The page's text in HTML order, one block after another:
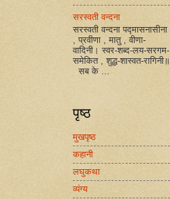
सरस्वती वन्दना
सरस्वती वन्दना पद्मासनासीना
, प्रवीणा , मातु , वीणा-
वादिनी। स्वर-शब्द-लय-सरगम-
समेकित , शुद्ध-शास्वत-रागिनी॥
सब के ...
पृष्ठ
मुखपृष्ठ
कहानी
लघुकथा
व्यंग्य